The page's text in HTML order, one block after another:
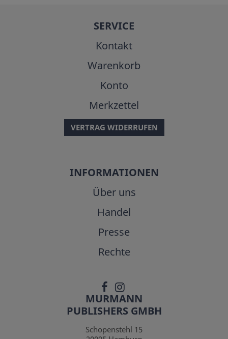
SERVICE
Kontakt
Warenkorb
Konto
Merkzettel
VERTRAG WIDERRUFEN
INFORMATIONEN
Über uns
Handel
Presse
Rechte
MURMANN
PUBLISHERS GMBH
Schopenstehl 15